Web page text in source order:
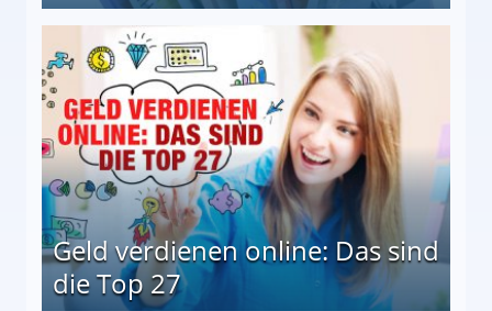
Geld verdienen online: Das sind
die Top 27